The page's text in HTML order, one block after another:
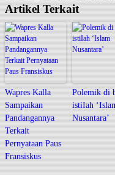
Artikel Terkait
Wapres Kalla
Sampaikan
Pandangannya
Terkait
Pernyataan Paus
Fransiskus
Polemik di
istiIah
Nusantara’